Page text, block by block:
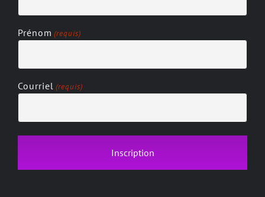
Prénom (requis)
Courriel (requis)